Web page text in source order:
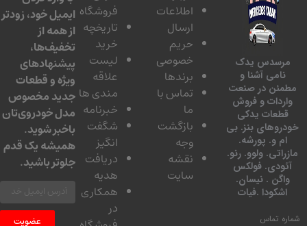
یدک
آشنا و
در صنعت
و فروش
یدکی
بنز. بی
و. پورشه.
ولوو. رنو.
فولکس
. نیسان.
.فیات
تماس
اطلاعات
ارسال
حریم
خصوصی
برندها
تماس با
بازگشت
نقشه
سایت
فروشگاه
تاریخچه
لیست
مندی ها
خبرنامه
شگفت
دریافت
همکاری
ایمیل خود، زودتر
از همه از
تخفیف‌ها،
پیشنهادهای
ویژه و قطعات
جدید مخصوص
مدل خودروی‌تان
باخبر شوید.
همیشه یک قدم
جلوتر باشید.
عضویت